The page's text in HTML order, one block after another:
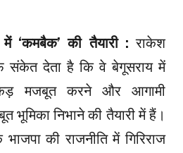
में ‘कमबैक’ की तैयारी :राकेश
संकेत देता है कि वे बेगूसराय में
मजबूत करने और आगामी
भूमिका निभाने की तैयारी में हैं।
की राजनीति में गिरिराज